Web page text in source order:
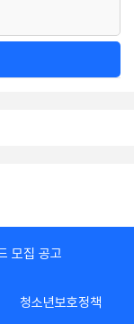
모집 공고
청소년보호정책